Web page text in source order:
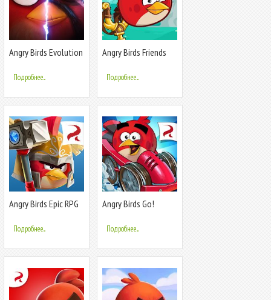
Angry Birds Evolution
Подробнее...
Angry Birds Friends
Подробнее...
Angry Birds Epic RPG
Подробнее...
Angry Birds Go!
Подробнее...